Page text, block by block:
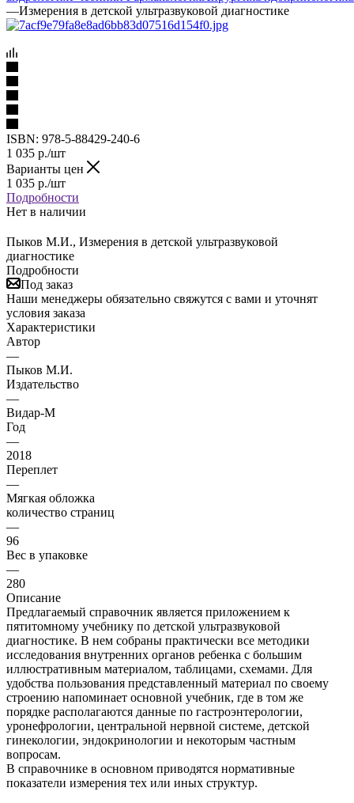
—Измерения в детской ультразвуковой диагностике
ISBN: 978-5-88429-240-6
1 035 р./шт
Варианты цен
1 035 р./шт
Подробности
Нет в наличии
Пыков М.И., Измерения в детской ультразвуковой
диагностике
Подробности
Под заказ
Наши менеджеры обязательно свяжутся с вами и уточнят
условия заказа
Характеристики
Автор
—
Пыков М.И.
Издательство
—
Видар-М
Год
—
2018
Переплет
—
Мягкая обложка
количество страниц
—
96
Вес в упаковке
—
280
Описание
Предлагаемый справочник является приложением к
пятитомному учебнику по детской ультразвуковой
диагностике. В нем собраны практически все методики
исследования внутренних органов ребенка с большим
иллюстративным материалом, таблицами, схемами. Для
удобства пользования представленный материал по своему
строению напоминает основной учебник, где в том же
порядке располагаются данные по гастроэнтерологии,
уронефрологии, центральной нервной системе, детской
гинекологии, эндокринологии и некоторым частным
вопросам.
В справочнике в основном приводятся нормативные
показатели измерения тех или иных структур.